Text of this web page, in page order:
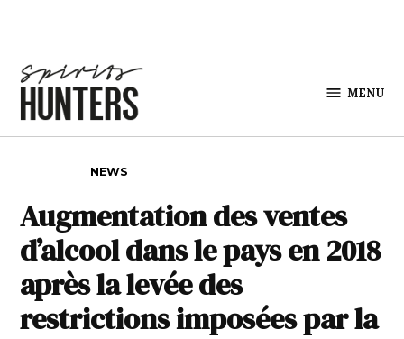
MENU
NEWS
Augmentation des ventes
d’alcool dans le pays en 2018
après la levée des
restrictions imposées par la